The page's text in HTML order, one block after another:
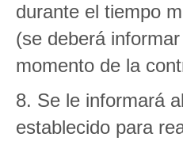
durante el tiempo
(se deberá
momento de la
8. Se le informará
establecido para